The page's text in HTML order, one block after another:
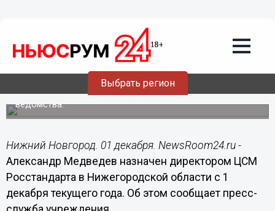
Выбрать регион
Александр Медведев возглавил
Нижегородский ЦСМ Росстандарта с 1
декабря
Соответствующий приказ уже подписал глава
ведомства.
Нижний Новгород. 01 декабря. NewsRoom24.ru -
Александр Медведев назначен директором ЦСМ
Росстандарта в Нижегородской области с 1
декабря текущего года. Об этом сообщает пресс-